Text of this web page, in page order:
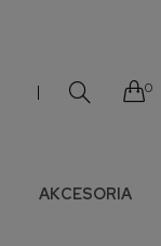
| 0
AKCESORIA